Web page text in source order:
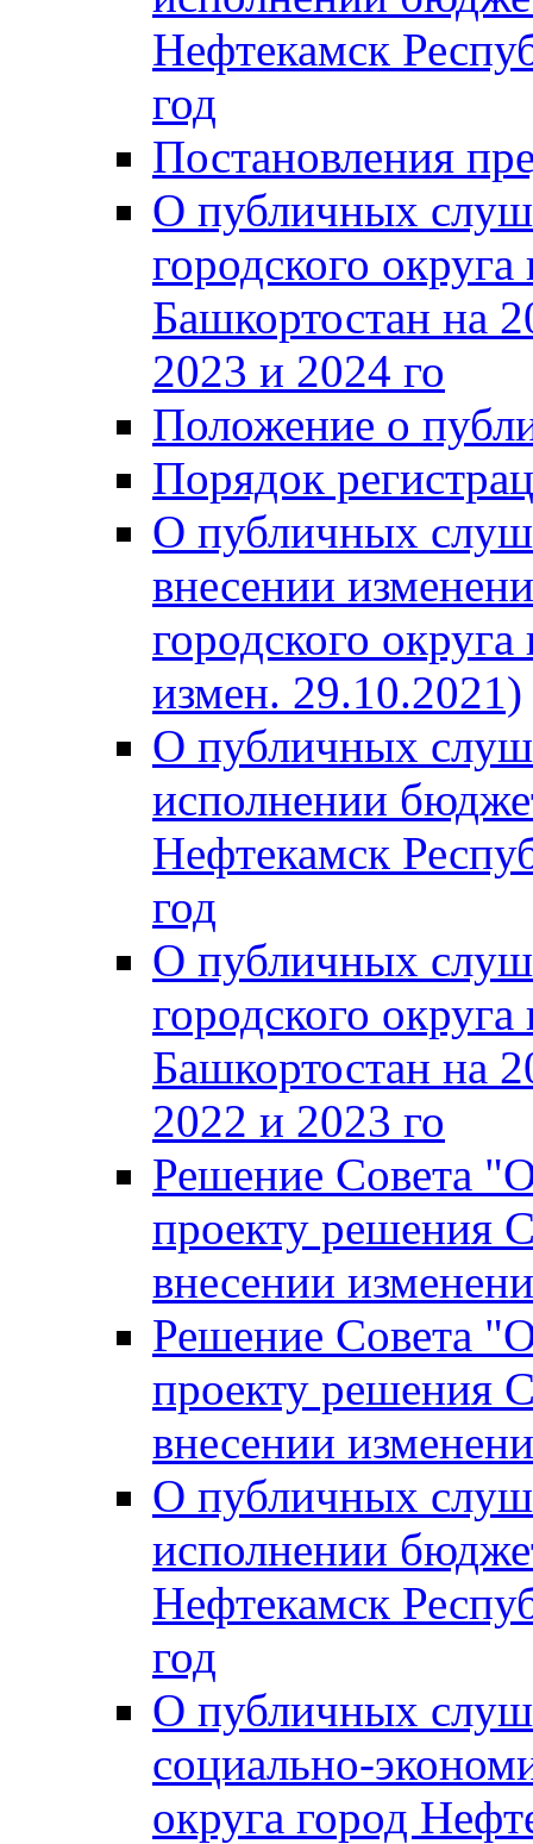
Нефтекамск
год
Постановления
О публичных
городского
Башкортостан на
2023 и 2024 го
Положение о
Порядок
О публичных
внесении
городского
измен. 29.10.2021)
О публичных
исполнении
Нефтекамск
год
О публичных
городского
Башкортостан на
2022 и 2023 го
Решение Совета
проекту решения
внесении
Решение Совета
проекту решения
внесении
О публичных
исполнении
Нефтекамск
год
О публичных
социально-
округа город